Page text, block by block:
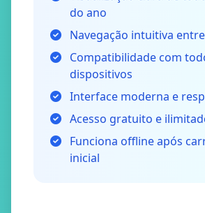
do ano
Navegação intuitiva
Compatibilidade com
dispositivos
Interface moderna e
Acesso gratuito e
Funciona offline após
inicial